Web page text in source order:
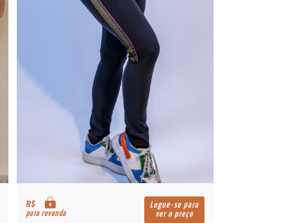
R$
para revenda
Logue-se para
ver o preço